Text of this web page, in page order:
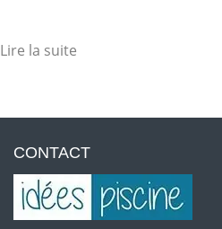
Lire la suite
CONTACT